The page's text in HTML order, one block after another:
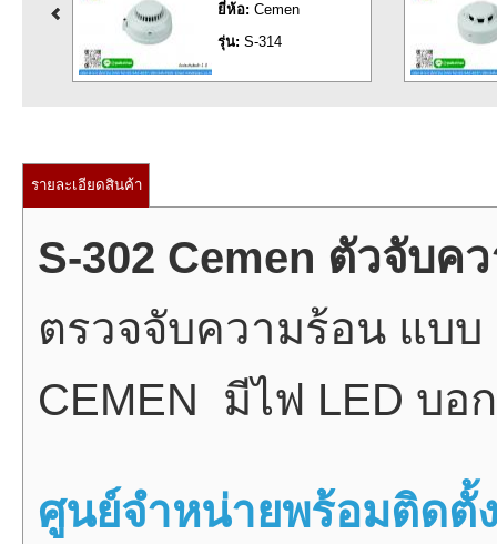
ยี่ห้อ:Cemen
รุ่น:S-314
ยี่ห้อ
รุ่น:
รายละเอียดสินค้า
S-302 Cemen ตัวจับค
ตรวจจับความร้อน แบบ
CEMEN มีไฟ LED บอ
ศูนย์จำหน่ายพร้อมติดตั้